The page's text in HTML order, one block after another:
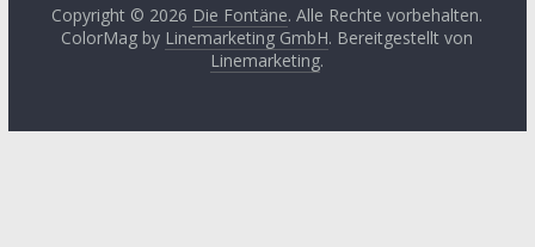
Leitartikel von
Fethullah Gülen
Lyrik
2024(3)
Juni 2024(3)
April 2024(2)
Copyright © 2026 Die Fontäne. Alle Rechte vorbehalten.
ColorMag by Linemarketing GmbH. Bereitgestellt von
Linemarketing.